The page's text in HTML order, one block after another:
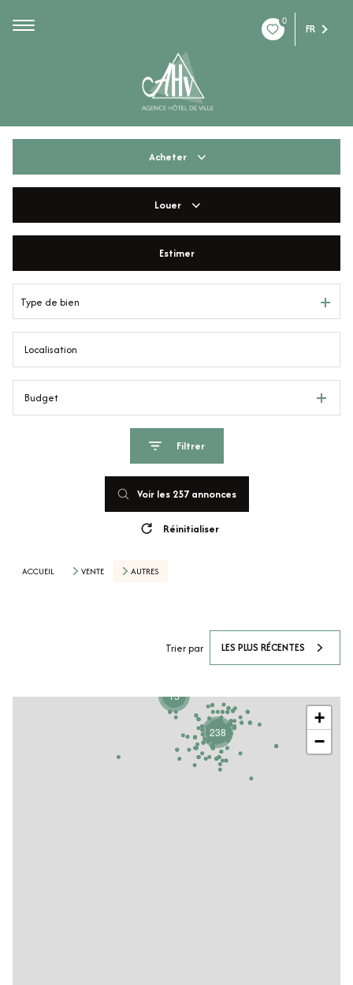
0
FR
Acheter
De l'immo pro
Louer
De l'immo pro
Estimer
Type de bien
Budget
Filtrer
Voir les 257annonces
Réinitialiser
ACCUEIL VENTE AUTRES
Trier par LES PLUS RÉCENTES
15
238
+
−